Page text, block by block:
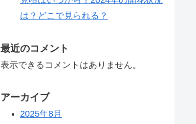
は？どこで見られる？
最近のコメント
表示できるコメントはありません。
アーカイブ
2025年8月